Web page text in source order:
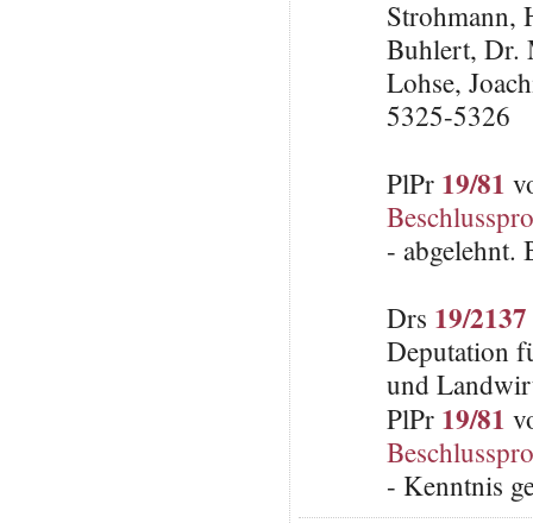
Strohmann,
Buhlert, Dr.
Lohse,
5325-5326
PlPr 19/81
- abgelehnt.
Drs 19/2137
Deputation
und
PlPr 19/81
- Kenntnis